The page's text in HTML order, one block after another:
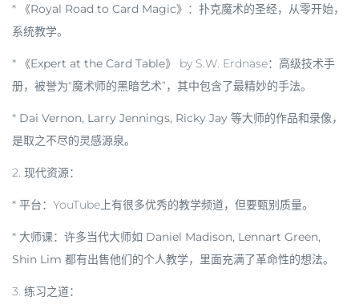
* 《Royal Road to Card Magic》 ：扑克魔术的圣经，从零开始，
系统教学。
* 《Expert at the Card Table》
by S.W. Erdnase：高级技术手
册，被誉为“魔术师的黑暗艺术”，其中包含了最精妙的手法。
* Dai Vernon, Larry Jennings, Ricky Jay 等大师的作品和录像，
是取之不尽的灵感源泉。
2. 现代资源：
* 平台：YouTube上有很多优秀的教学频道，但要甄别质量。
* 大师课：许多当代大师如 Daniel Madison, Lennart Green,
Shin Lim 都有出售他们的个人教学，里面充满了革命性的想法。
3. 练习之道：